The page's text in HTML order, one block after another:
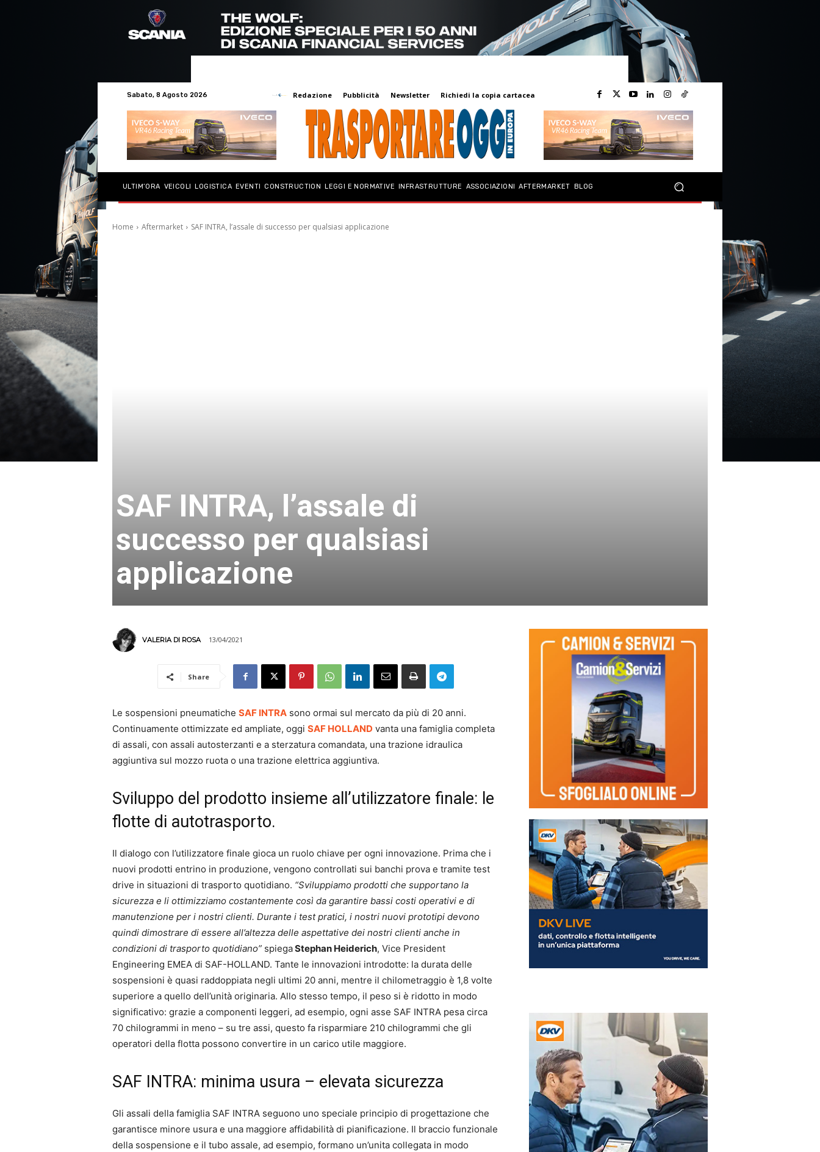
Sabato, 8 Agosto 2026 Redazione Pubblicità Newsletter Richiedi la copia cartacea
ULTIM’ORA VEICOLI LOGISTICA EVENTI CONSTRUCTION LEGGI E NORMATIVE INFRASTRUTTURE ASSOCIAZIONI AFTERMARKET BLOG
Home Aftermarket SAF INTRA, l’assale di successo per qualsiasi applicazione
SAF INTRA, l’assale di
successo per qualsiasi
applicazione
VALERIA DI ROSA 13/04/2021
Share
Le sospensioni pneumatiche SAF INTRA sono ormai sul mercato da più di 20 anni.
Continuamente ottimizzate ed ampliate, oggi SAF HOLLAND vanta una famiglia completa
di assali, con assali autosterzanti e a sterzatura comandata, una trazione idraulica
aggiuntiva sul mozzo ruota o una trazione elettrica aggiuntiva.
Sviluppo del prodotto insieme all’utilizzatore finale: le
flotte di autotrasporto.
Il dialogo con l’utilizzatore finale gioca un ruolo chiave per ogni innovazione. Prima che i
nuovi prodotti entrino in produzione, vengono controllati sui banchi prova e tramite test
drive in situazioni di trasporto quotidiano. “Sviluppiamo prodotti che supportano la
sicurezza e li ottimizziamo costantemente così da garantire bassi costi operativi e di
manutenzione per i nostri clienti. Durante i test pratici, i nostri nuovi prototipi devono
quindi dimostrare di essere all’altezza delle aspettative dei nostri clienti anche in
condizioni di trasporto quotidiano” spiegaStephan Heiderich, Vice President
Engineering EMEA di SAF-HOLLAND. Tante le innovazioni introdotte: la durata delle
sospensioni è quasi raddoppiata negli ultimi 20 anni, mentre il chilometraggio è 1,8 volte
superiore a quello dell’unità originaria. Allo stesso tempo, il peso si è ridotto in modo
significativo: grazie a componenti leggeri, ad esempio, ogni asse SAF INTRA pesa circa
70 chilogrammi in meno – su tre assi, questo fa risparmiare 210 chilogrammi che gli
operatori della flotta possono convertire in un carico utile maggiore.
SAF INTRA: minima usura – elevata sicurezza
Gli assali della famiglia SAF INTRA seguono uno speciale principio di progettazione che
garantisce minore usura e una maggiore affidabilità di pianificazione. Il braccio funzionale
della sospensione e il tubo assale, ad esempio, formano un’unita collegata in modo